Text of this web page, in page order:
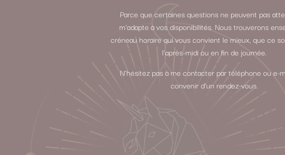
Parce que certaines questions ne peuvent pas
m’adapte à vos disponibilités. Nous trouverons
créneau horaire qui vous convient le mieux, que ce
l’après-midi ou en fin de journée.
N’hésitez pas à me contacter par téléphone ou e-
convenir d’un rendez-vous.